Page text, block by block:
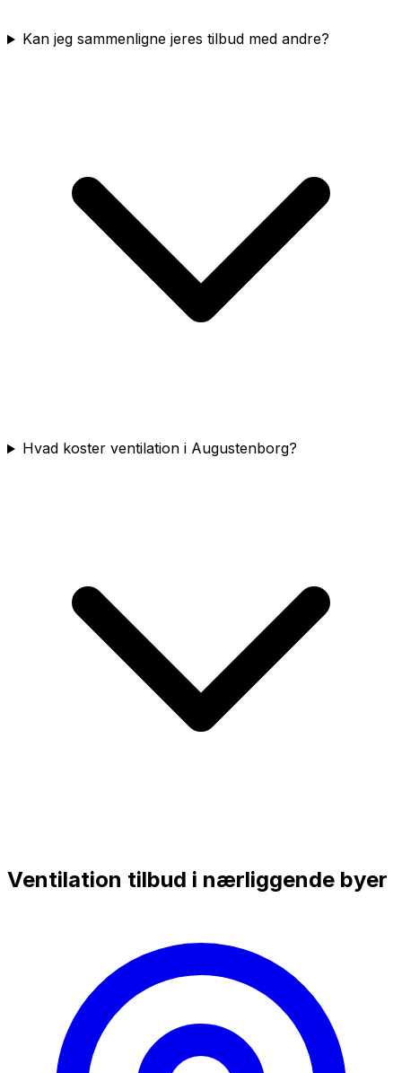
Kan jeg sammenligne jeres tilbud med andre?
Hvad koster ventilation i Augustenborg?
Ventilation tilbud i nærliggende byer